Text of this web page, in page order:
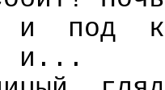
и
под
- и...